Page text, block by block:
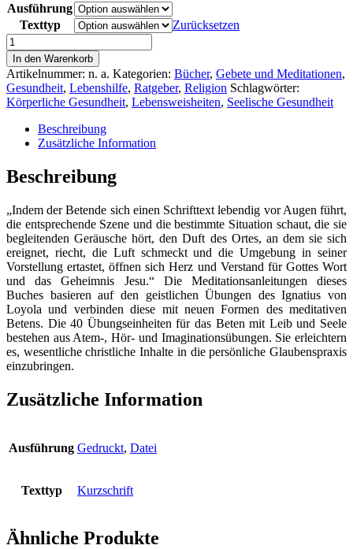
bis
31,00 €
Ausführung
Texttyp
Zurücksetzen
Mello,
Anthony
de:
Mit
allen
Sinnen
meditieren
Anstöße
und
Übungen
In den Warenkorb
Artikelnummer: n. a. Kategorien: Bücher, Gebete und Meditationen,
Gesundheit, Lebenshilfe, Ratgeber, Religion Schlagwörter:
Körperliche Gesundheit, Lebensweisheiten, Seelische Gesundheit
Beschreibung
Zusätzliche Information
Beschreibung
„Indem der Betende sich einen Schrifttext lebendig vor Augen führt,
die entsprechende Szene und die bestimmte Situation schaut, die sie
begleitenden Geräusche hört, den Duft des Ortes, an dem sie sich
ereignet, riecht, die Luft schmeckt und die Umgebung in seiner
Vorstellung ertastet, öffnen sich Herz und Verstand für Gottes Wort
und das Geheimnis Jesu.“ Die Meditationsanleitungen dieses
Buches basieren auf den geistlichen Übungen des Ignatius von
Loyola und verbinden diese mit neuen Formen des meditativen
Betens. Die 40 Übungseinheiten für das Beten mit Leib und Seele
bestehen aus Atem-, Hör- und Imaginationsübungen. Sie erleichtern
es, wesentliche christliche Inhalte in die persönliche Glaubenspraxis
einzubringen.
Zusätzliche Information
Ausführung Gedruckt, Datei
Texttyp Kurzschrift
Ähnliche Produkte